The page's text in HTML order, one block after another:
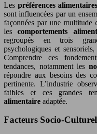
Les préférences alimentaires
sont influencées par un
façonnées par une multitude
lescomportements
regroupés en trois
psychologiques et
Comprendre ces
tendances, notamment les
répondre aux besoins des
pertinente. L’industrie
faibles et ces grandes
alimentaire adaptée.
Facteurs Socio-